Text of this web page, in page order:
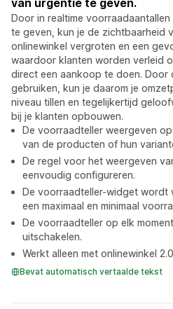
van urgentie te geven.
Door in realtime
te geven, kun je de zichtbaarheid
onlinewinkel vergroten en een
waardoor klanten worden verleid
direct een aankoop te doen. Door
gebruiken, kun je daarom je
niveau tillen en tegelijkertijd
bij je klanten opbouwen.
De voorraadteller weergeven
van de producten of hun
De regel voor het weergeven
eenvoudig configureren.
De voorraadteller-widget wordt
een maximaal en minimaal
De voorraadteller op elk
uitschakelen.
Werkt alleen met onlinewinkel 2.0
Bevat automatisch vertaalde tekst